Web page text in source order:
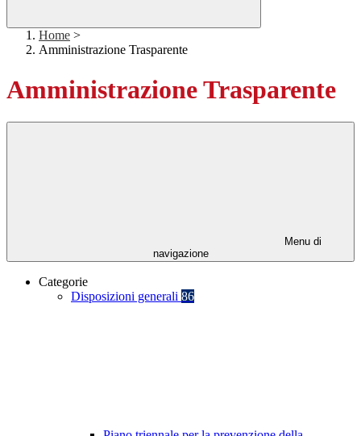
Home >
Amministrazione Trasparente
Amministrazione Trasparente
Menu di
navigazione
Categorie
Disposizioni generali 86